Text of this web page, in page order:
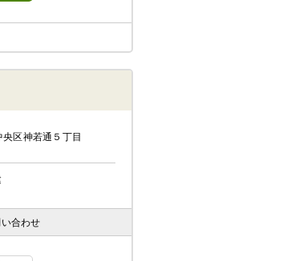
区神若通５丁目
合わせ